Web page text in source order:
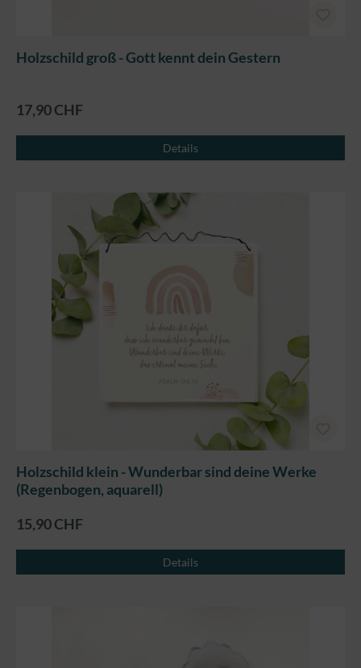
Holzschild groß - Gott kennt dein Gestern
17,90 CHF
Details
Holzschild klein - Wunderbar sind deine Werke
(Regenbogen, aquarell)
15,90 CHF
Details